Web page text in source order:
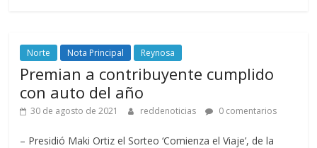
Norte Nota Principal Reynosa
Premian a contribuyente cumplido
con auto del año
30 de agosto de 2021 reddenoticias 0 comentarios
– Presidió Maki Ortiz el Sorteo ‘Comienza el Viaje’, de la